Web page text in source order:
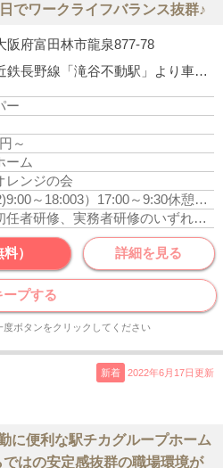
でワークライフバランス抜群♪
阪府富田林市龍泉877-78
近鉄長野線「滝谷不動駅」より車で10分
ー
～
ーム
レンジの会
～18:003）17:00～9:30休憩60～120分
介護福祉士、初任者研修、実務者研修のいずれかの資格をお持ちの方
） 詳細を見る
ープする
ボタンをクリックしてください
新着 2022年6月17日更新
に便利な駅チカグループホーム
はの安定感抜群の職場環境が